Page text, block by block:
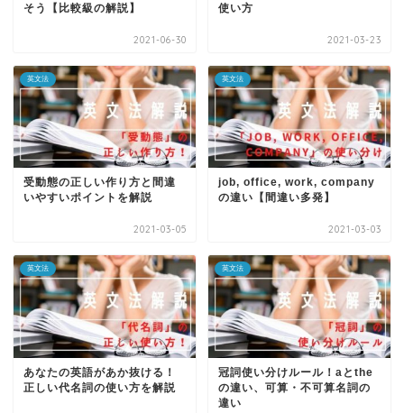
そう【比較級の解説】
2021-06-30
使い方
2021-03-23
英文法
受動態の正しい作り方と間違
いやすいポイントを解説
2021-03-05
英文法
job, office, work, company
の違い【間違い多発】
2021-03-03
英文法
あなたの英語があか抜ける！
正しい代名詞の使い方を解説
英文法
冠詞使い分けルール！aとthe
の違い、可算・不可算名詞の
違い